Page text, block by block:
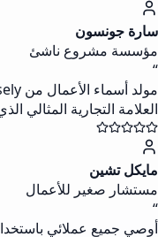
سارة جونسون
مؤسسة مشروع ناشئ
“
العلامة التجارية
مايكل تشين
مستشار صغير للأعمال
“